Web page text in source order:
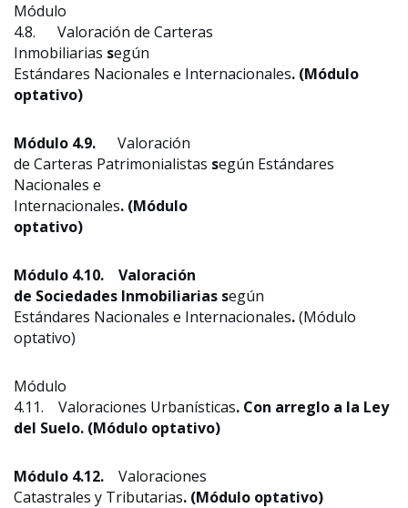
Módulo
4.8. Valoración de Carteras
Inmobiliarias según
Estándares Nacionales e Internacionales. (Módulo
optativo)
Módulo 4.9. Valoración
de Carteras Patrimonialistas según Estándares
Nacionales e
Internacionales. (Módulo
optativo)
Módulo 4.10. Valoración
de Sociedades Inmobiliarias según
Estándares Nacionales e Internacionales.(Módulo
optativo)
Módulo
4.11. Valoraciones Urbanísticas. Con arreglo a la Ley
del Suelo. (Módulo optativo)
Módulo 4.12. Valoraciones
Catastrales y Tributarias. (Módulo optativo)